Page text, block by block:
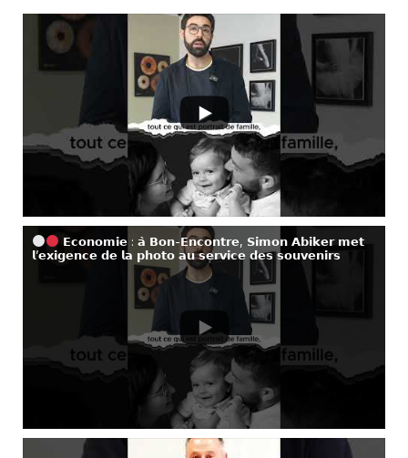
𝗘𝗰𝗼𝗻𝗼𝗺𝗶𝗲 : 𝗮̀ 𝗕𝗼𝗻-𝗘𝗻𝗰𝗼𝗻𝘁𝗿𝗲, 𝗦𝗶𝗺𝗼𝗻 𝗔𝗯𝗶𝗸𝗲𝗿 𝗺𝗲𝘁
𝗹’𝗲𝘅𝗶𝗴𝗲𝗻𝗰𝗲 𝗱𝗲 𝗹𝗮 𝗽𝗵𝗼𝘁𝗼 𝗮𝘂 𝘀𝗲𝗿𝘃𝗶𝗰𝗲 𝗱𝗲𝘀 𝘀𝗼𝘂𝘃𝗲𝗻𝗶𝗿𝘀